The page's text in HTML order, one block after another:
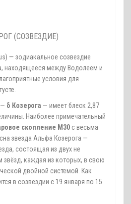
(СОЗВЕЗДИЕ)
— зодиакальное созвездие
находящееся между Водолеем и
условия для
δ Козерога — имеет блеск 2,87
Наиболее примечательный
скопление M30 с весьма
звезда Альфа Козерога —
состоящая из двух не
звёзд, каждая из которых, в свою
двойной системой. Как
в созвездии с 19 января по 15